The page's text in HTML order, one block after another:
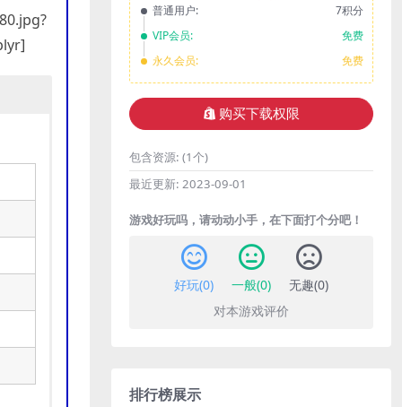
普通用户:
7积分
VIP会员:
免费
永久会员:
免费
购买下载权限
包含资源: (1个)
最近更新: 2023-09-01
游戏好玩吗，请动动小手，在下面打个分吧！
好玩(0) 一般(0) 无趣(0)
对本游戏评价
排行榜展示